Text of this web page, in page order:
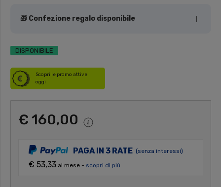
🎁 Confezione regalo disponibile
DISPONIBILE
Scopri le promo attive
oggi
€ 160,00
PAGA IN 3 RATE (senza interessi)
€ 53,33 al mese - scopri di più